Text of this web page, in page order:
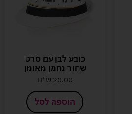
כובע לבן עם סרט
שחור נחמן מאומן
20.00 ש"ח
הוספה לסל